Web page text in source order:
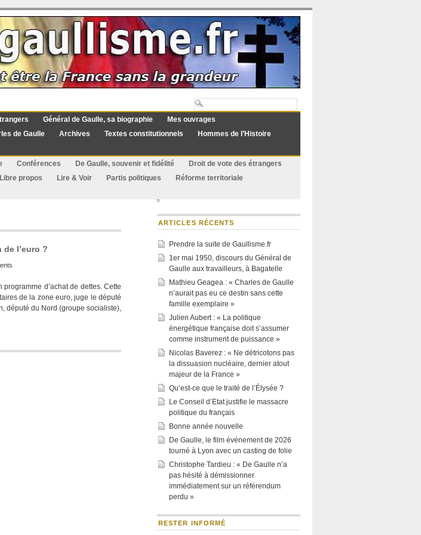
Général de Gaulle, sa biographie
Mes ouvrages
de Gaulle Archives Textes constitutionnels
Hommes de l’Histoire
Conférences De Gaulle, souvenir et fidélité
Droit de vote des étrangers
Libre propos Lire & Voir Partis politiques
Réforme territoriale
l’euro ?
d’achat de dettes. Cette
de la zone euro, juge le député
député du Nord (groupe socialiste),
ARTICLES RÉCENTS
Prendre la suite de Gaullisme.fr
1er mai 1950, discours du Général de
Gaulle aux travailleurs, à Bagatelle
Mathieu Geagea : « Charles de Gaulle
n’aurait pas eu ce destin sans cette
famille exemplaire »
Julien Aubert : « La politique
énergétique française doit s’assumer
comme instrument de puissance »
Nicolas Baverez : « Ne détricotons pas
la dissuasion nucléaire, dernier atout
majeur de la France »
Qu’est-ce que le traité de l’Élysée ?
Le Conseil d’Etat justifie le massacre
politique du français
Bonne année nouvelle
De Gaulle, le film événement de 2026
tourné à Lyon avec un casting de folie
Christophe Tardieu : « De Gaulle n’a
pas hésité à démissionner
immédiatement sur un référendum
perdu »
RESTER INFORMÉ